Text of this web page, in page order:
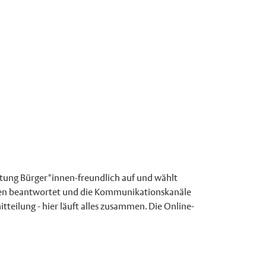
Bürger*innen-freundlich auf und wählt
beantwortet und die Kommunikationskanäle
- hier läuft alles zusammen. Die Online-